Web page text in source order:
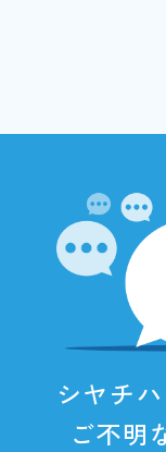
シヤチ
ご不明